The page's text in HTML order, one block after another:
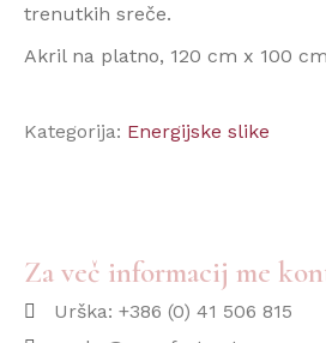
trenutkih sreče.
Akril na platno, 120 cm x 100 cm
Kategorija: Energijske slike
Za več informacij me
Urška: +386 (0) 41 506 815